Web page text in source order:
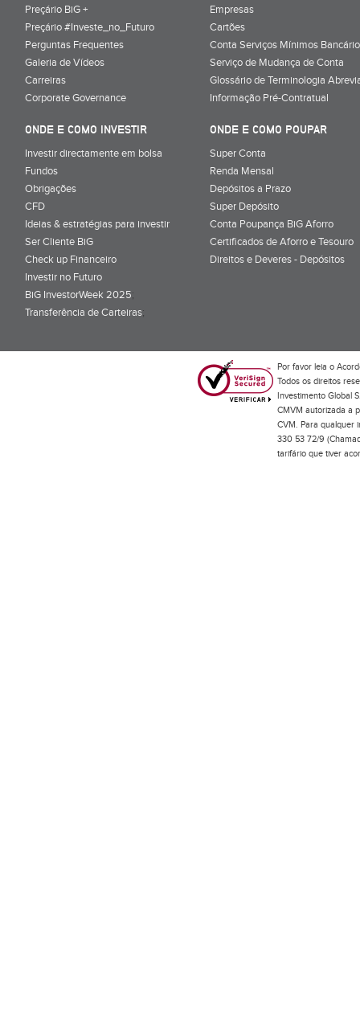
Preçário BiG +
Preçário #Investe_no_Futuro
Perguntas Frequentes
Galeria de Vídeos
Carreiras
Corporate Governance
Empresas
Cartões
Conta Serviços Mínimos
Serviço de Mudança de Conta
Glossário de Terminologia
Informação Pré-Contratual
ONDE E COMO INVESTIR
Investir directamente em bolsa
Fundos
Obrigações
CFD
Ideias & estratégias para investir
Ser Cliente BiG
Check up Financeiro
Investir no Futuro
BiG InvestorWeek 2025;
Transferência de Carteiras;
ONDE E COMO POUPAR
Super Conta
Renda Mensal
Depósitos a Prazo
Super Depósito
Conta Poupança BiG Aforro
Certificados de Aforro e Tesouro
Direitos e Deveres - Depósitos
Por favor leia o
Todos os direitos
Investimento Global
CMVM autorizada a
CVM. Para qualquer
330 53 72/9
tarifário que tiver